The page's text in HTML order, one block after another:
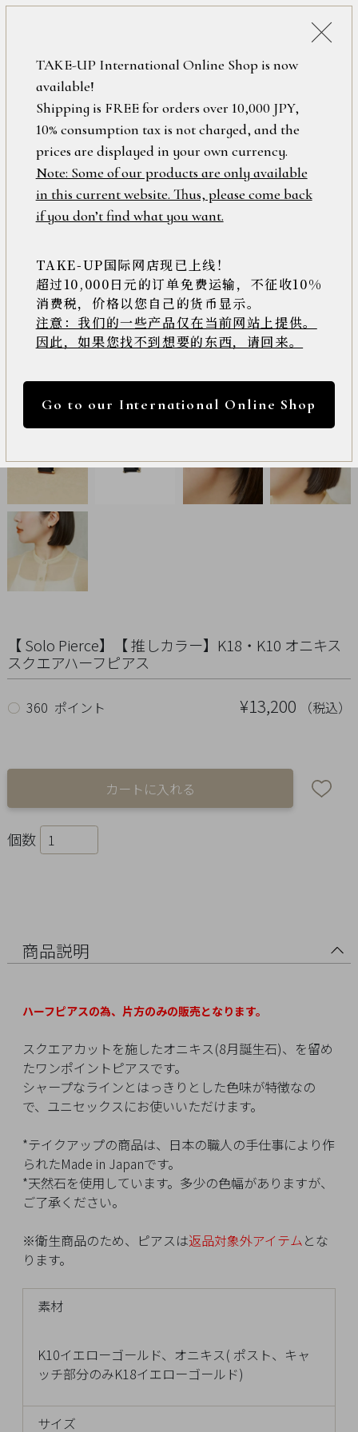
【 Solo Pierce】【 推しカラー】K18・K10 オニキス
スクエアハーフピアス
¥13,200 （税込）
○ 360 ポイント
個数
商品説明
ハーフピアスの為、片方のみの販売となります。
スクエアカットを施したオニキス(8月誕生石)、を留め
たワンポイントピアスです。
シャープなラインとはっきりとした色味が特徴なの
で、ユニセックスにお使いいただけます。
*テイクアップの商品は、日本の職人の手仕事により作
られたMade in Japanです。
*天然石を使用しています。多少の色幅がありますが、
ご了承ください。
※衛生商品のため、ピアスは返品対象外アイテムとな
ります。
素材
K10イエローゴールド、オニキス( ポスト、キャ
ッチ部分のみK18イエローゴールド)
サイズ
フリーワード
在庫なし含む
アイテム
ロ
グ
イ
ン
/
新
規
会
登
録
>>
Online
Shop
Item
ALL
Necklace
Pierced
Earrings
Charm
Ring
Season
up
マ
イ
ペ
ー
お
気
に
入
り
ア
イ
最
近
TAKE-UP International Online Shop is now
available!
Shipping is FREE for orders over 10,000 JPY,
10% consumption tax is not charged, and the
prices are displayed in your own currency.
Note: Some of our products are only available
in this current website. Thus, please come back
if you don’t find what you want.
TAKE-UP国际网店现已上线！
超过10,000日元的订单免费运输，不征收10%
消费税，价格以您自己的货币显示。
注意：我们的一些产品仅在当前网站上提供。
因此，如果您找不到想要的东西，请回来。
Go to our International Online Shop